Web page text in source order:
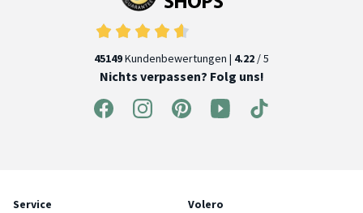
45149Kundenbewertungen | 4.22 / 5
Nichts verpassen? Folg uns!
Service Volero